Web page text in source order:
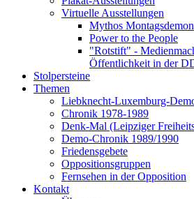
Virtuelle Ausstellungen
Mythos
Power to the People
"Rotstift" -
Öffentlichkeit in der
Stolpersteine
Themen
Liebknecht-Luxemburg-
Chronik 1978-1989
Denk-Mal (Leipziger
Demo-Chronik 1989/1990
Friedensgebete
Oppositionsgruppen
Fernsehen in der Opposition
Kontakt